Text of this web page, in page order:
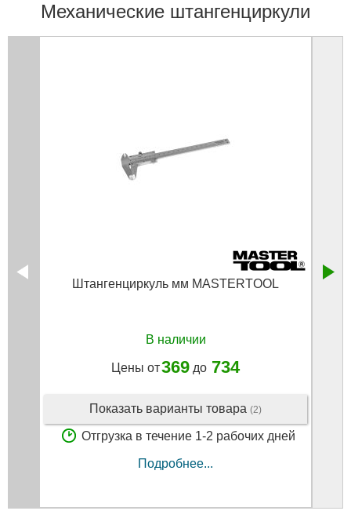
Механические штангенциркули
Штангенциркуль мм MASTERTOOL
В наличии
Цены от369 до 734
Показать варианты товара (2)
Отгрузка в течение 1-2 рабочих дней
Подробнее...